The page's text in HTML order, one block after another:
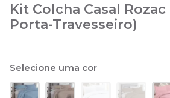
Kit Colcha Casal Rozac
Porta-Travesseiro)